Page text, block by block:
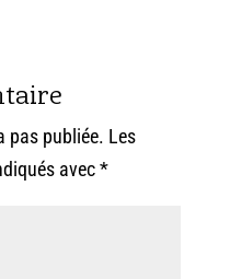
pas publiée. Les
avec*